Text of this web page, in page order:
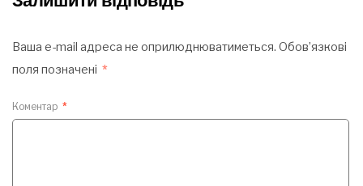
Ваша e-mail адреса не оприлюднюватиметься. Обов’язкові
поля позначені *
Коментар *